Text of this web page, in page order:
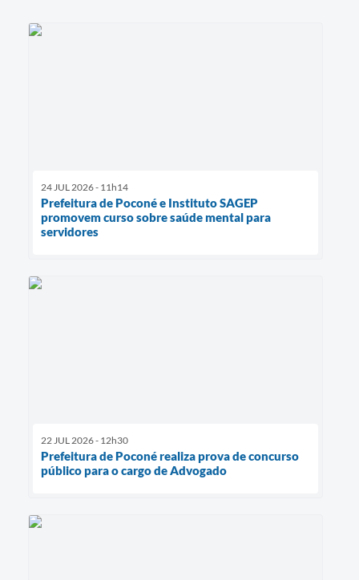
24 JUL 2026 - 11h14
Prefeitura de Poconé e Instituto SAGEP
promovem curso sobre saúde mental para
servidores
22 JUL 2026 - 12h30
Prefeitura de Poconé realiza prova de concurso
público para o cargo de Advogado